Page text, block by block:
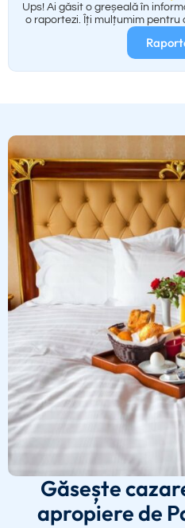
Ups! Ai găsit o greșeală în
o raportezi. Îți mulțumim pentru
Găsește
apropiere de